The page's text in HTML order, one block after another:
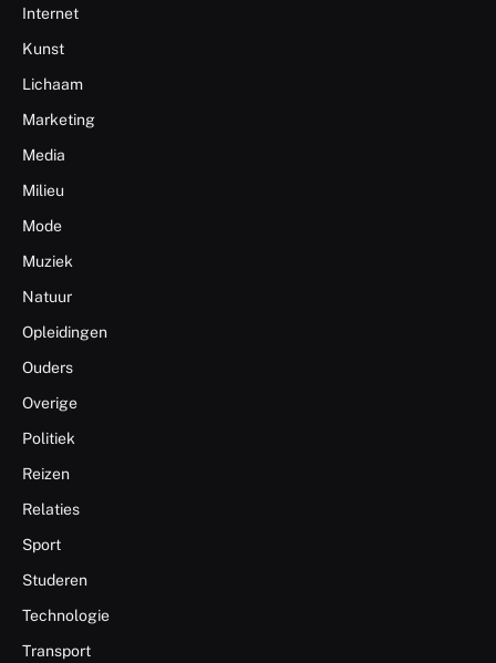
Internet
Kunst
Lichaam
Marketing
Media
Milieu
Mode
Muziek
Natuur
Opleidingen
Ouders
Overige
Politiek
Reizen
Relaties
Sport
Studeren
Technologie
Transport